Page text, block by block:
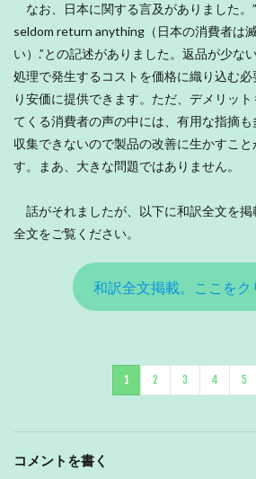
なお、日本に関する言及がありました。
seldom return anything（日本の消費者は
い）.”との記述がありました。返品が少な
処理で発生するコストを価格に織り込む必
り安価に提供できます。ただ、デメリッ
てくる消費者の声の中には、有用な指摘
収集できないので製品の改善に生かすこ
す。まあ、大きな問題ではありません。
話がそれましたが、以下に和訳全文を掲
全文をご覧ください。
和訳全文掲載。ここをク
1 2 3 4 5
コメントを書く